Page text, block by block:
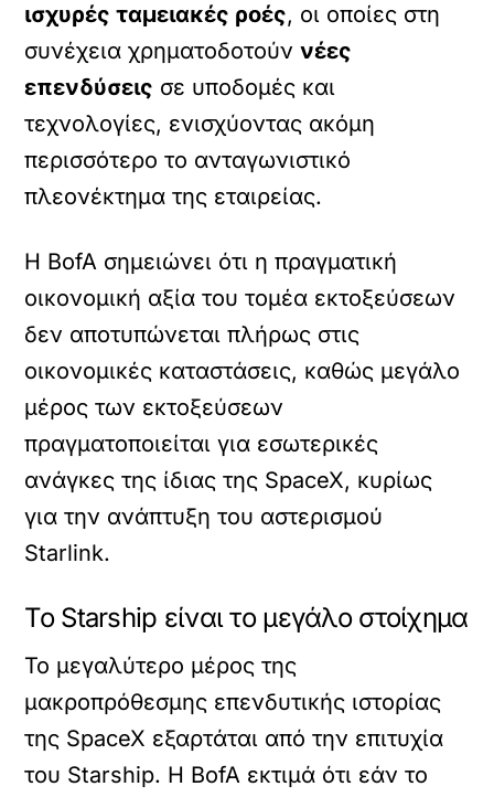
ισχυρές ταμειακές ροές, οι οποίες στη
συνέχεια χρηματοδοτούννέες
επενδύσεις σε υποδομές και
τεχνολογίες, ενισχύοντας ακόμη
περισσότερο το ανταγωνιστικό
πλεονέκτημα της εταιρείας.
Η BofA σημειώνει ότι η πραγματική
οικονομική αξία του τομέα εκτοξεύσεων
δεν αποτυπώνεται πλήρως στις
οικονομικές καταστάσεις, καθώς μεγάλο
μέρος των εκτοξεύσεων
πραγματοποιείται για εσωτερικές
ανάγκες της ίδιας της SpaceX, κυρίως
για την ανάπτυξη του αστερισμού
Starlink.
Το Starship είναι το μεγάλο στοίχημα
Το μεγαλύτερο μέρος της
μακροπρόθεσμης επενδυτικής ιστορίας
της SpaceX εξαρτάται από την επιτυχία
του Starship. Η BofA εκτιμά ότι εάν το